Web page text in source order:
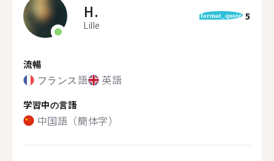
H.
Lille
format_quote 5
流暢
フランス語 英語
学習中の言語
中国語（簡体字）